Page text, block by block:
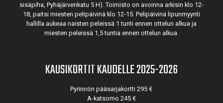
sisäpiha, Pyhäjärvenkatu 5 H). Toimisto on avoinna arkisin klo 12-
18, paitsi miesten pelipäivinä klo 12-15. Pelipäivinä lipunmyynti
hallilla aukeaa naisten peleissä 1 tunti ennen ottelun alkua ja
miesten peleissä 1,5 tuntia ennen ottelun alkua.
KAUSIKORTIT KAUDELLE 2025-2026
Pyrinnön pääsarjakortti 295 €
A-katsomo 245 €